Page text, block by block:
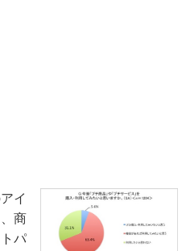
イ
商
パ